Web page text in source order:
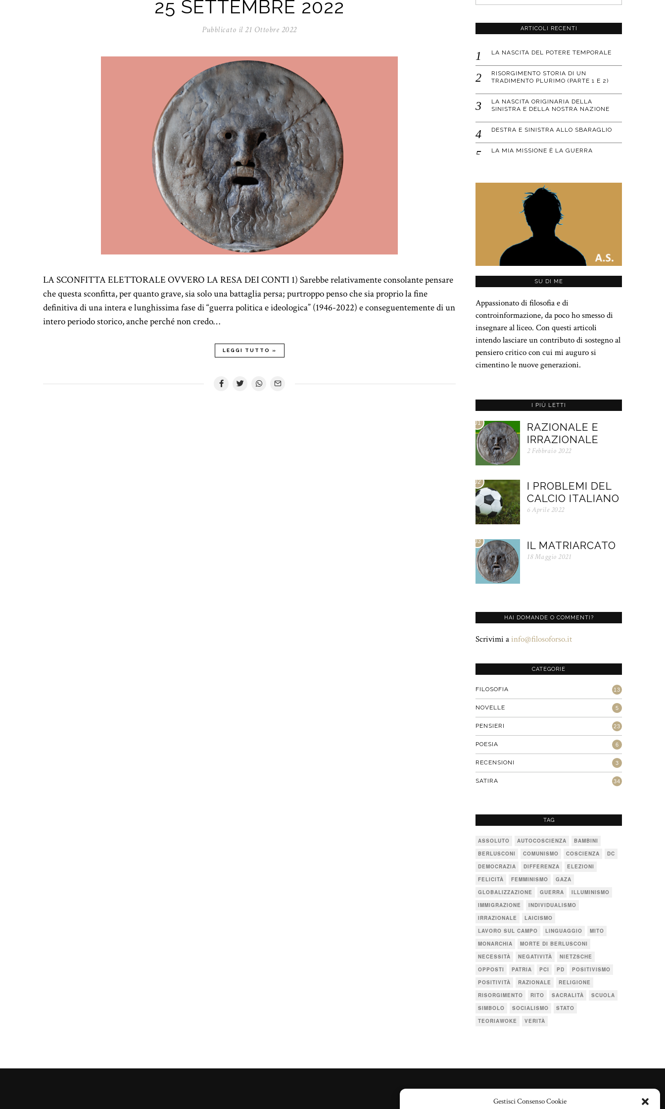
Gestisci Consenso Cookie
25 SETTEMBRE 2022
Pubblicato il 21 Ottobre 2022
LA SCONFITTA ELETTORALE OVVERO LA RESA DEI CONTI 1) Sarebbe relativamente consolante pensare
che questa sconfitta, per quanto grave, sia solo una battaglia persa; purtroppo penso che sia proprio la fine
definitiva di una intera e lunghissima fase di “guerra politica e ideologica” (1946-2022) e conseguentemente di un
intero periodo storico, anche perché non credo…
LEGGI TUTTO »
ARTICOLI RECENTI
LA NASCITA DEL POTERE TEMPORALE
RISORGIMENTO STORIA DI UN
TRADIMENTO PLURIMO (PARTE 1 E 2)
LA NASCITA ORIGINARIA DELLA
SINISTRA E DELLA NOSTRA NAZIONE
DESTRA E SINISTRA ALLO SBARAGLIO
LA MIA MISSIONE È LA GUERRA
SU DI ME
Appassionato di filosofia e di
controinformazione, da poco ho smesso di
insegnare al liceo. Con questi articoli
intendo lasciare un contributo di sostegno al
pensiero critico con cui mi auguro si
cimentino le nuove generazioni.
I PIÙ LETTI
01
RAZIONALE E
IRRAZIONALE
2 Febbraio 2022
02
I PROBLEMI DEL
CALCIO ITALIANO
6 Aprile 2022
03 IL MATRIARCATO
18 Maggio 2021
HAI DOMANDE O COMMENTI?
Scrivimi ainfo@filosoforso.it
CATEGORIE
FILOSOFIA 13
NOVELLE 5
PENSIERI 23
POESIA 6
RECENSIONI 3
SATIRA 34
TAG
ASSOLUTO AUTOCOSCIENZA
BAMBINI
BERLUSCONI
COMUNISMO COSCIENZA
DC
DEMOCRAZIA
DIFFERENZA
ELEZIONI
FELICITÀ
FEMMINISMO
GAZA
GLOBALIZZAZIONE
GUERRA
ILLUMINISMO
IMMIGRAZIONE
INDIVIDUALISMO
IRRAZIONALE
LAICISMO
LAVORO SUL CAMPO
LINGUAGGIO
MITO
MONARCHIA
MORTE DI BERLUSCONI
NECESSITÀ
NEGATIVITÀ
NIETZSCHE
OPPOSTI
PATRIA PCI PD
POSITIVISMO
POSITIVITÀ
RAZIONALE
RELIGIONE
RISORGIMENTO
RITO SACRALITÀ
SCUOLA
SIMBOLO
SOCIALISMO
STATO
TEORIAWOKE
VERITÀ
TERMINI D’USO